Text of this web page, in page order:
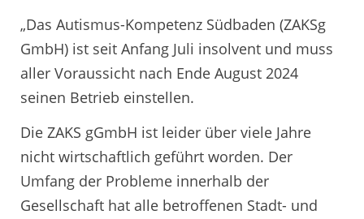
„Das Autismus-Kompetenz Südbaden (ZAKSg
GmbH) ist seit Anfang Juli insolvent und muss
aller Voraussicht nach Ende August 2024
seinen Betrieb einstellen.
Die ZAKS gGmbH ist leider über viele Jahre
nicht wirtschaftlich geführt worden. Der
Umfang der Probleme innerhalb der
Gesellschaft hat alle betroffenen Stadt- und